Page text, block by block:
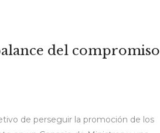
del compromiso
de perseguir la promoción de los